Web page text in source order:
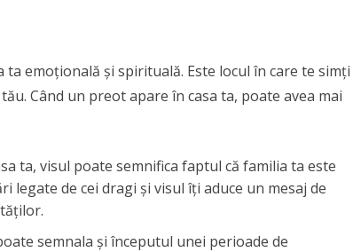
ta emoțională și spirituală. Este locul în care te simți
Când un preot apare în casa ta, poate avea mai
ta, visul poate semnifica faptul că familia ta este
de cei dragi și visul îți aduce un mesaj de
semnala și începutul unei perioade de